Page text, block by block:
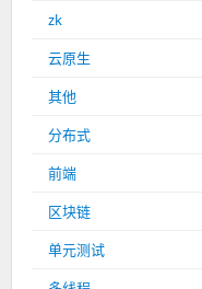
zk
云原生
其他
分布式
前端
区块链
单元测试